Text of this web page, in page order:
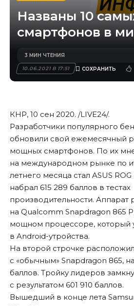
Названы 10
смартфонов в
10.06.2021 В 17:51
3 МИН ЧТЕНИЯ
КНР, 10 сен 2020. /LIVE24/.
Разработчики популярного
обновили свой ежемесячный
мощных смартфонов. По их
на международном рынке по
летнего месяца стал ASUS
набрал 615 289 баллов в тестах
производительности. Аппарат
на Qualcomm Snapdragon 865
мощном процессоре, который
в Android-утройства.
На второй строчке
с «обычным» Snapdragon 865,
баллов. Тройку лидеров
с результатом 601 910 баллов.
Вышедший в конце лета